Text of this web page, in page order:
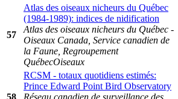
57
Atlas des oiseaux nicheurs du Québec
(1984-1989): indices de nidification
Atlas des oiseaux nicheurs du Québec -
Oiseaux Canada, Service canadien de
la Faune, Regroupement
QuébecOiseaux
58
RCSM - totaux quotidiens estimés:
Prince Edward Point Bird Observatory
Réseau canadien de surveillance des